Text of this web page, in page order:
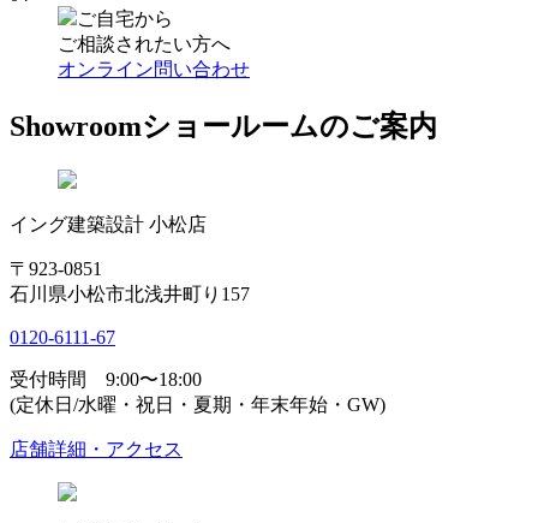
ご自宅から
ご相談されたい方へ
オンライン問い合わせ
Showroomショールームのご案内
イング建築設計 小松店
〒923-0851
石川県小松市北浅井町り157
0120-6111-67
受付時間 9:00〜18:00
(定休日/水曜・祝日・夏期・年末年始・GW)
店舗詳細・アクセス